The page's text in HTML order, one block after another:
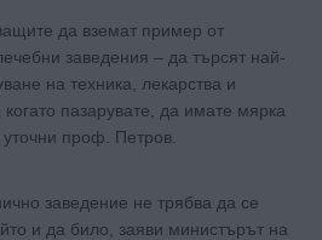
да вземат пример от
заведения – да търсят най-
на техника, лекарства и
пазарувате, да имате мярка
проф. Петров.
заведение не трябва да се
и да било, заяви министърът на